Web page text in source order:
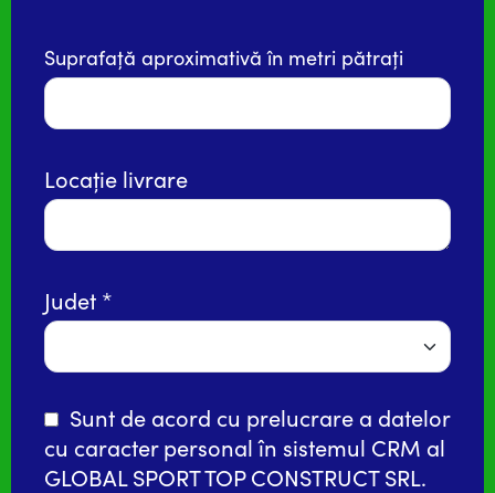
Suprafață aproximativă în metri pătrați
Locație livrare
Judet
Sunt de acord cu prelucrare a datelor
cu caracter personal în sistemul CRM al
GLOBAL SPORT TOP CONSTRUCT SRL.